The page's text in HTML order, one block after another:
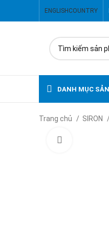
ENGLISH COUNTRY
DANH MỤC
Trang chủ SIRON